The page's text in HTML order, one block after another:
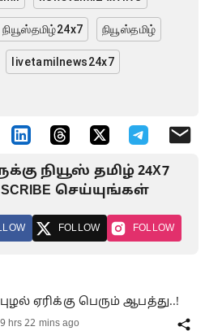
நியூஸ்தமிழ்24x7 நியூஸ்தமிழ்
livetamilnews24x7
நியூஸ் தமிழ் 24X7
செய்யுங்கள்
FOLLOW FOLLOW
புழல் ஏரிக்கு பெரும் ஆபத்து..!
9 hrs 22 mins ago